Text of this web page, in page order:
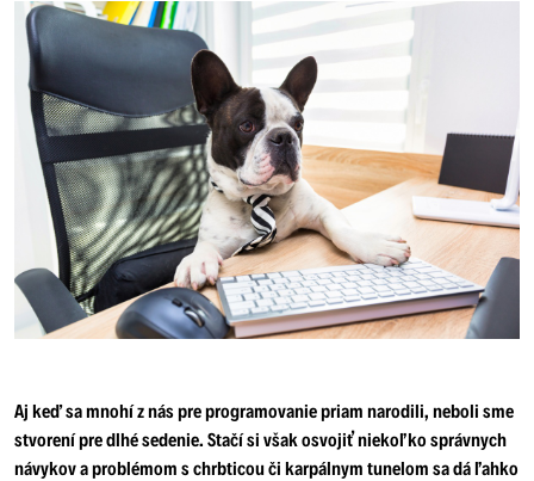
Aj keď sa mnohí z nás pre programovanie priam narodili, neboli sme
stvorení pre dlhé sedenie. Stačí si však osvojiť niekoľko správnych
návykov a problémom s chrbticou či karpálnym tunelom sa dá ľahko